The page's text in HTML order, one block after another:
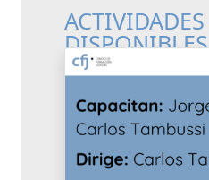
ACTIVIDADES
DISPONIBLES